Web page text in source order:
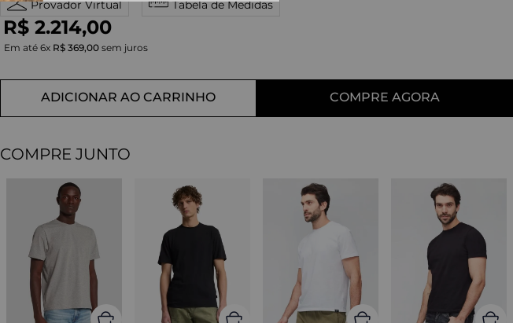
Provador Virtual Tabela de Medidas
R$ 2.214,00
Em até 6x R$ 369,00 sem juros
ADICIONAR AO CARRINHO COMPRE AGORA
COMPRE JUNTO